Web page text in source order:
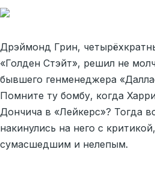
Дрэймонд Грин,
«Голден Стэйт», решил не
бывшего генменеджера
Помните ту бомбу, когда
Дончича в «Лейкерс»? Тогда
накинулись на него с
сумасшедшим и нелепым.